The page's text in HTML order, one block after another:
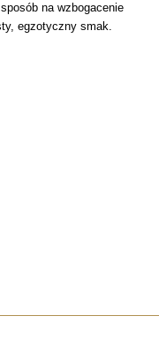
na wzbogacenie
egzotyczny smak.